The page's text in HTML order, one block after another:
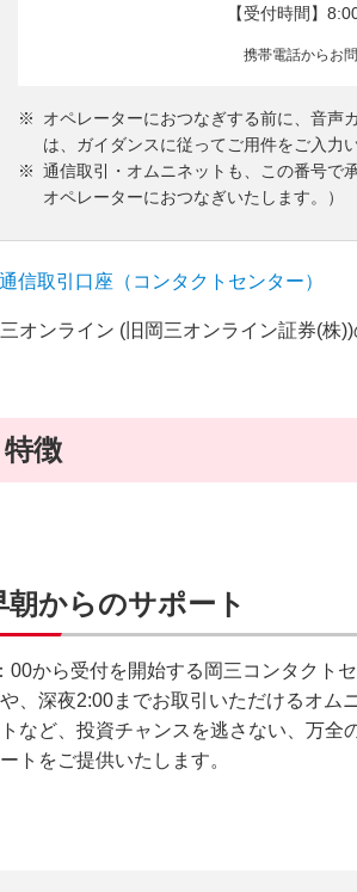
【受付時間】
携帯電話からお
オペレーターにおつなぎする前に、音声
は、ガイダンスに従ってご用件をご入力
通信取引・オムニネットも、この番号で
オペレーターにおつなぎいたします。）
通信取引口座（コンタクトセンター）
オンライン (旧岡三オンライン証券(株
特徴
朝からのサポート
00から受付を開始する岡三コンタクト
、深夜2:00までお取引いただけるオム
など、投資チャンスを逃さない、万全
トをご提供いたします。